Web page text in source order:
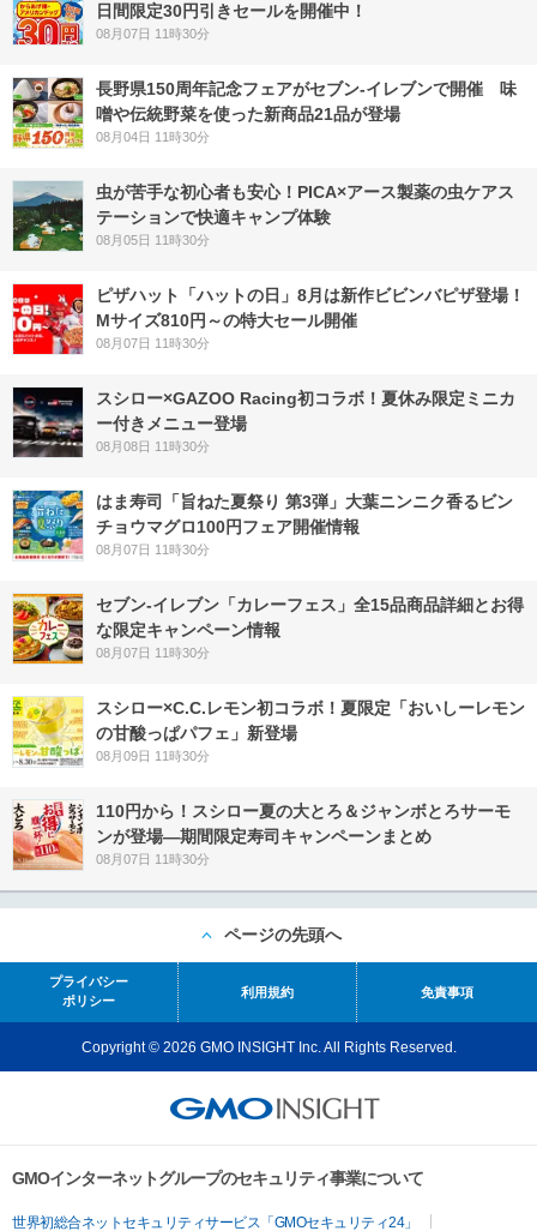
日間限定30円引きセールを開催中！
08月07日 11時30分
長野県150周年記念フェアがセブン-イレブンで開催 味
噌や伝統野菜を使った新商品21品が登場
08月04日 11時30分
虫が苦手な初心者も安心！PICA×アース製薬の虫ケアス
テーションで快適キャンプ体験
08月05日 11時30分
ピザハット「ハットの日」8月は新作ビビンバピザ登場！
Mサイズ810円～の特大セール開催
08月07日 11時30分
スシロー×GAZOO Racing初コラボ！夏休み限定ミニカ
ー付きメニュー登場
08月08日 11時30分
はま寿司「旨ねた夏祭り 第3弾」大葉ニンニク香るビン
チョウマグロ100円フェア開催情報
08月07日 11時30分
セブン‐イレブン「カレーフェス」全15品商品詳細とお得
な限定キャンペーン情報
08月07日 11時30分
スシロー×C.C.レモン初コラボ！夏限定「おいしーレモン
の甘酸っぱパフェ」新登場
08月09日 11時30分
110円から！スシロー夏の大とろ＆ジャンボとろサーモ
ンが登場―期間限定寿司キャンペーンまとめ
08月07日 11時30分
ページの先頭へ
プライバシー
ポリシー
利用規約 免責事項
Copyright © 2026 GMO INSIGHT Inc. All Rights Reserved.
GMOインターネットグループのセキュリティ事業について
世界初総合ネットセキュリティサービス「GMOセキュリティ24」